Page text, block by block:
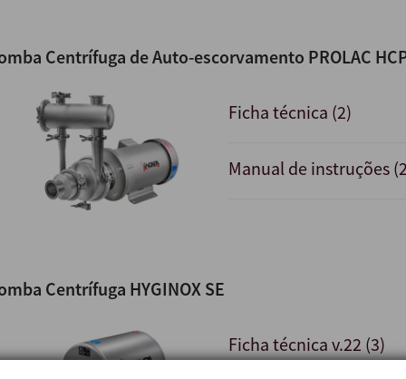
Centrífuga de Auto-escorvamento PROLAC
Ficha técnica (2)
Manual de instruções
Centrífuga HYGINOX SE
Ficha técnica v.22 (3)